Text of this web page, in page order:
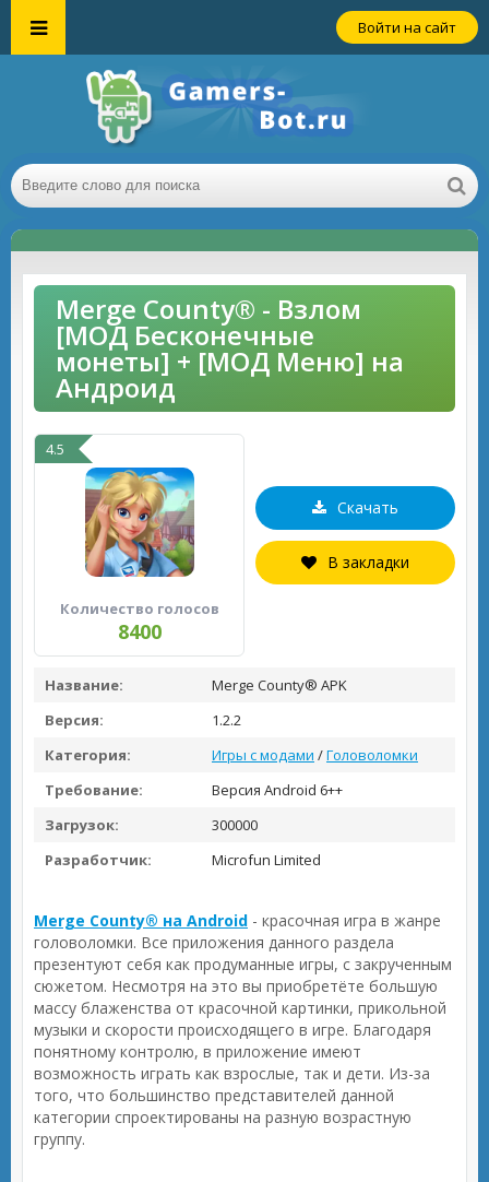
Войти на сайт
Merge County® - Взлом
[МОД Бесконечные
монеты] + [МОД Меню] на
Андроид
4.5
Количество голосов
8400
Скачать
В закладки
Название:
Merge County® APK
Версия:
1.2.2
Категория:
Игры с модами /Головоломки
Требование:
Версия Android 6++
Загрузок:
300000
Разработчик:
Microfun Limited
Merge County® на Android - красочная игра в жанре
головоломки. Все приложения данного раздела
презентуют себя как продуманные игры, с закрученным
сюжетом. Несмотря на это вы приобретёте большую
массу блаженства от красочной картинки, прикольной
музыки и скорости происходящего в игре. Благодаря
понятному контролю, в приложение имеют
возможность играть как взрослые, так и дети. Из-за
того, что большинство представителей данной
категории спроектированы на разную возрастную
группу.